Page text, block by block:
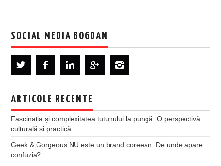
SOCIAL MEDIA BOGDAN
ARTICOLE RECENTE
Fascinația și complexitatea tutunului la pungă: O perspectivă
culturală și practică
Geek & Gorgeous NU este un brand coreean. De unde apare
confuzia?